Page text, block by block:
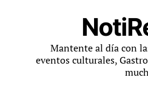
Mantente al día con
eventos culturales,